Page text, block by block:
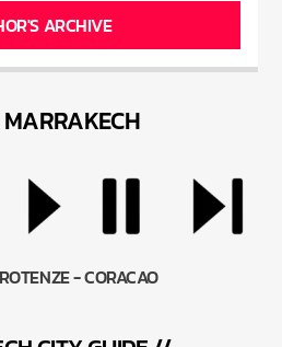
ARCHIVE
H
- CORACAO